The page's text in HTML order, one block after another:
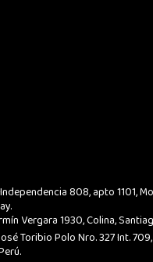
808, apto 1101,
Vergara 1930, Colina,
Toribio Polo Nro. 327 Int.